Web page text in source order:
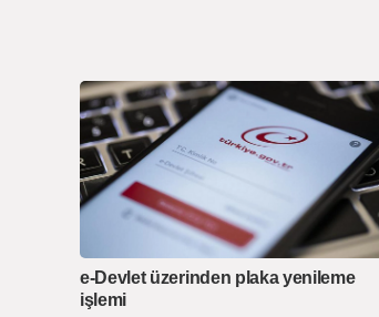
e-Devlet üzerinden plaka yenileme
işlemi